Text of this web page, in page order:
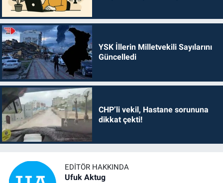
YSK İllerin Milletvekili Sayılarını
Güncelledi
CHP’li vekil, Hastane sorununa
dikkat çekti!
EDITÖR HAKKINDA
Ufuk Aktug